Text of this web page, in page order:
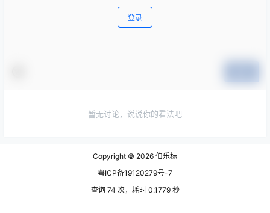
登录
暂无讨论，说说你的看法吧
Copyright © 2026 伯乐标
粤ICP备19120279号-7
查询 74 次，耗时 0.1779 秒